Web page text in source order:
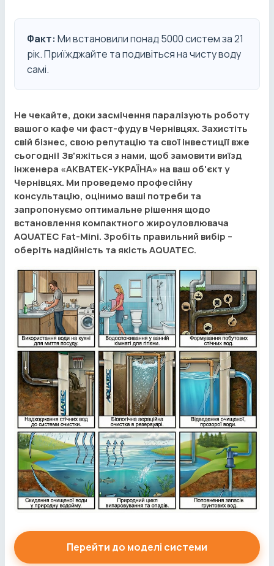
Факт: Ми встановили понад 5000 систем за 21
рік. Приїжджайте та подивіться на чисту воду
самі.
Не чекайте, доки засмічення паралізують роботу
вашого кафе чи фаст-фуду в Чернівцях. Захистіть
свій бізнес, свою репутацію та свої інвестиції вже
сьогодні! Зв'яжіться з нами, щоб замовити виїзд
інженера «АКВАТЕК-УКРАЇНА» на ваш об'єкт у
Чернівцях. Ми проведемо професійну
консультацію, оцінимо ваші потреби та
запропонуємо оптимальне рішення щодо
встановлення компактного жироуловлювача
AQUATEC Fat-Mini. Зробіть правильний вибір –
оберіть надійність та якість AQUATEC.
Перейти до моделі системи